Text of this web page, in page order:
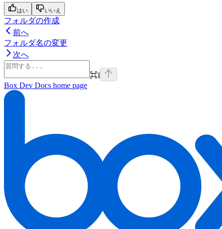
はい いいえ
フォルダの作成
前へ
フォルダ名の変更
次へ
⌘I
Box Dev Docs home page